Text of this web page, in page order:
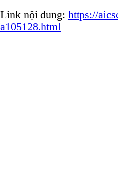
Link nội dung: https://
a105128.html